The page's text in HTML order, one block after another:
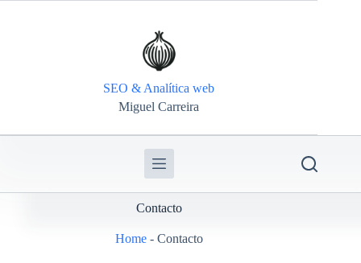
SEO & Analítica web
Miguel Carreira
Contacto
Home- Contacto